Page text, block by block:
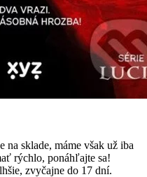
na sklade, máme však už iba
rýchlo, ponáhľajte sa!
zvyčajne do 17 dní.